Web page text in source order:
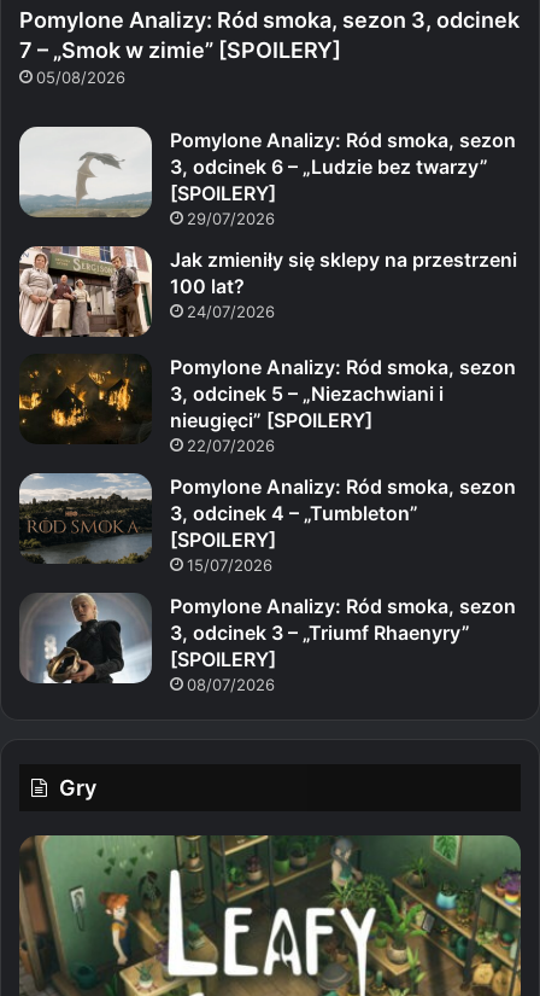
Pomylone Analizy: Ród smoka, sezon 3, odcinek
7 – „Smok w zimie” [SPOILERY]
05/08/2026
Pomylone Analizy: Ród smoka, sezon
3, odcinek 6 – „Ludzie bez twarzy”
[SPOILERY]
29/07/2026
Jak zmieniły się sklepy na przestrzeni
100 lat?
24/07/2026
Pomylone Analizy: Ród smoka, sezon
3, odcinek 5 – „Niezachwiani i
nieugięci” [SPOILERY]
22/07/2026
Pomylone Analizy: Ród smoka, sezon
3, odcinek 4 – „Tumbleton”
[SPOILERY]
15/07/2026
Pomylone Analizy: Ród smoka, sezon
3, odcinek 3 – „Triumf Rhaenyry”
[SPOILERY]
08/07/2026
Gry